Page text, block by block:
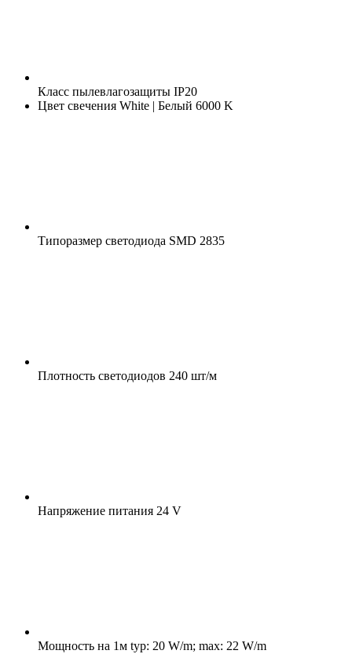
Класс пылевлагозащиты IP20
Цвет свечения White | Белый 6000 K
Типоразмер светодиода SMD 2835
Плотность светодиодов 240 шт/м
Напряжение питания 24 V
Мощность на 1м typ: 20 W/m; max: 22 W/m